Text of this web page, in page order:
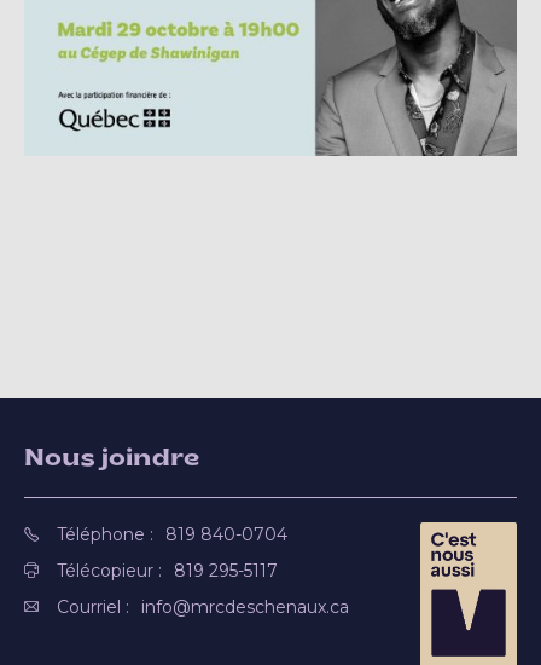
Nous joindre
Téléphone :
819 840-0704
Télécopieur :
819 295-5117
Courriel :
info@mrcdeschenaux.ca